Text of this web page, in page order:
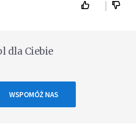
dla Ciebie
WSPOMÓŻ NAS